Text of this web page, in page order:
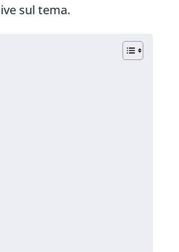
sul tema.